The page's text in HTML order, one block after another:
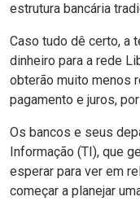
estrutura bancária
Caso tudo dê certo, a
dinheiro para a rede
obterão muito menos
pagamento e juros,
Os bancos e seus
Informação (TI), que
esperar para ver em
começar a planejar